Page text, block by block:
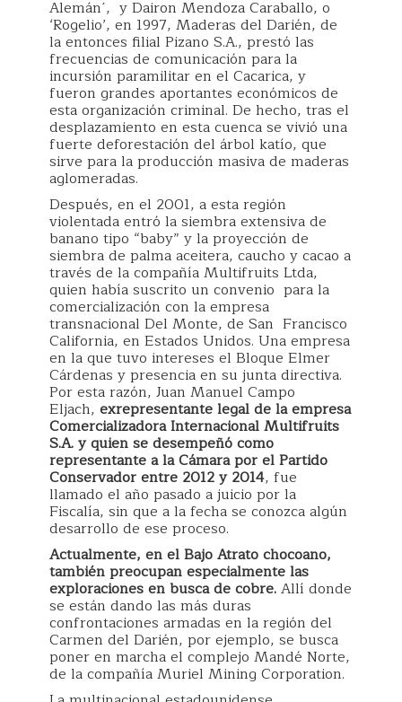
Alemán´, y Dairon Mendoza Caraballo, o
‘Rogelio’, en 1997, Maderas del Darién, de
la entonces filial Pizano S.A., prestó las
frecuencias de comunicación para la
incursión paramilitar en el Cacarica, y
fueron grandes aportantes económicos de
esta organización criminal. De hecho, tras el
desplazamiento en esta cuenca se vivió una
fuerte deforestación del árbol katío, que
sirve para la producción masiva de maderas
aglomeradas.
Después, en el 2001, a esta región
violentada entró la siembra extensiva de
banano tipo “baby” y la proyección de
siembra de palma aceitera, caucho y cacao a
través de la compañía Multifruits Ltda,
quien había suscrito un convenio para la
comercialización con la empresa
transnacional Del Monte, de San Francisco
California, en Estados Unidos. Una empresa
en la que tuvo intereses el Bloque Elmer
Cárdenas y presencia en su junta directiva.
Por esta razón, Juan Manuel Campo
Eljach, exrepresentante legal de la empresa
Comercializadora Internacional Multifruits
S.A. y quien se desempeñó como
representante a la Cámara por el Partido
Conservador entre 2012 y 2014, fue
llamado el año pasado a juicio por la
Fiscalía, sin que a la fecha se conozca algún
desarrollo de ese proceso.
Actualmente, en el Bajo Atrato chocoano,
también preocupan especialmente las
exploraciones en busca de cobre.Allí donde
se están dando las más duras
confrontaciones armadas en la región del
Carmen del Darién, por ejemplo, se busca
poner en marcha el complejo Mandé Norte,
de la compañía Muriel Mining Corporation.